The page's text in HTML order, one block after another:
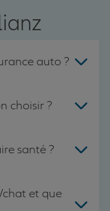
auto ?
choisir ?
santé ?
chat et que